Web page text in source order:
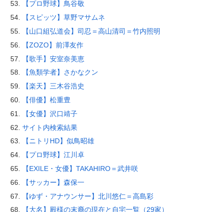
【プロ野球】鳥谷敬
【スピッツ】草野マサムネ
【山口組弘道会】司忍＝高山清司＝竹内照明
【ZOZO】前澤友作
【歌手】安室奈美恵
【魚類学者】さかなクン
【楽天】三木谷浩史
【俳優】松重豊
【女優】沢口靖子
サイト内検索結果
【ニトリHD】似鳥昭雄
【プロ野球】江川卓
【EXILE・女優】TAKAHIRO＝武井咲
【サッカー】森保一
【ゆず・アナウンサー】北川悠仁＝高島彩
【大名】殿様の末裔の現在と自宅一覧（29家）